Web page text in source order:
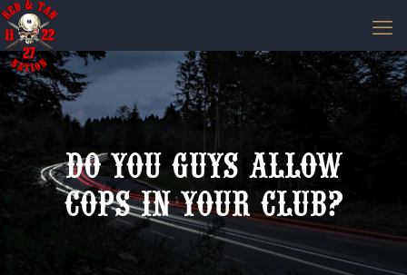
Do You Guys Allow
Cops in Your Club?